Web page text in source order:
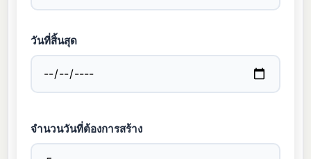
วันที่สิ้นสุด
จำนวนวันที่ต้องการสร้าง